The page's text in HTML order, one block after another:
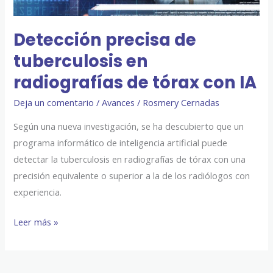
Detección precisa de
tuberculosis en
radiografías de tórax con IA
Deja un comentario /Avances / Rosmery Cernadas
Según una nueva investigación, se ha descubierto que un
programa informático de inteligencia artificial puede
detectar la tuberculosis en radiografías de tórax con una
precisión equivalente o superior a la de los radiólogos con
experiencia.
con
Leer más »